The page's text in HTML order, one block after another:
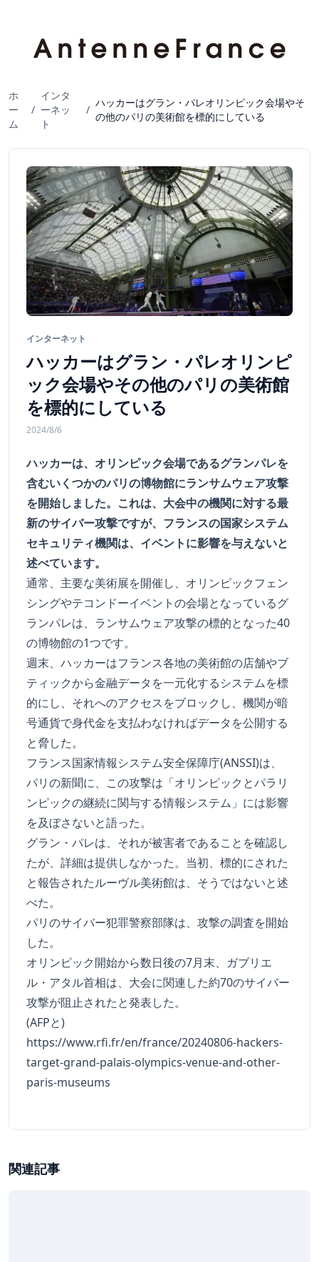
ホ
ー
ム
/
インタ
ーネッ
ト
/
ハッカーはグラン・パレオリンピック会場やそ
の他のパリの美術館を標的にしている
インターネット
ハッカーはグラン・パレオリンピ
ック会場やその他のパリの美術館
を標的にしている
2024/8/6
ハッカーは、オリンピック会場であるグランパレを
含むいくつかのパリの博物館にランサムウェア攻撃
を開始しました。これは、大会中の機関に対する最
新のサイバー攻撃ですが、フランスの国家システム
セキュリティ機関は、イベントに影響を与えないと
述べています。
通常、主要な美術展を開催し、オリンピックフェン
シングやテコンドーイベントの会場となっているグ
ランパレは、ランサムウェア攻撃の標的となった40
の博物館の1つです。
週末、ハッカーはフランス各地の美術館の店舗やブ
ティックから金融データを一元化するシステムを標
的にし、それへのアクセスをブロックし、機関が暗
号通貨で身代金を支払わなければデータを公開する
と脅した。
フランス国家情報システム安全保障庁(ANSSI)は、
パリの新聞に、この攻撃は「オリンピックとパラリ
ンピックの継続に関与する情報システム」には影響
を及ぼさないと語った。
グラン・パレは、それが被害者であることを確認し
たが、詳細は提供しなかった。当初、標的にされた
と報告されたルーヴル美術館は、そうではないと述
べた。
パリのサイバー犯罪警察部隊は、攻撃の調査を開始
した。
オリンピック開始から数日後の7月末、ガブリエ
ル・アタル首相は、大会に関連した約70のサイバー
攻撃が阻止されたと発表した。
(AFPと)
https://www.rfi.fr/en/france/20240806-hackers-
target-grand-palais-olympics-venue-and-other-
paris-museums
関連記事